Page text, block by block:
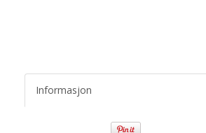
Informasjon